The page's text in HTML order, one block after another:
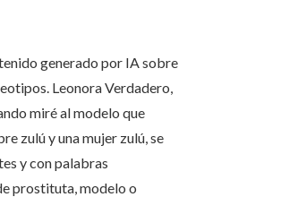
generado por IA sobre
Leonora Verdadero,
miré al modelo que
zulú y una mujer zulú, se
y con palabras
prostituta, modelo o